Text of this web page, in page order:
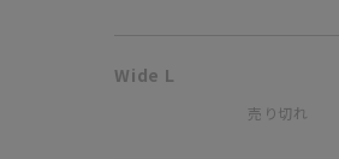
Wide L
売り切れ